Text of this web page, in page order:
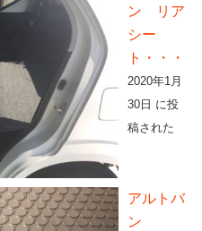
ン リア
シー
ト・・・
2020年1月
30日 に投
稿された
アルトバ
ン